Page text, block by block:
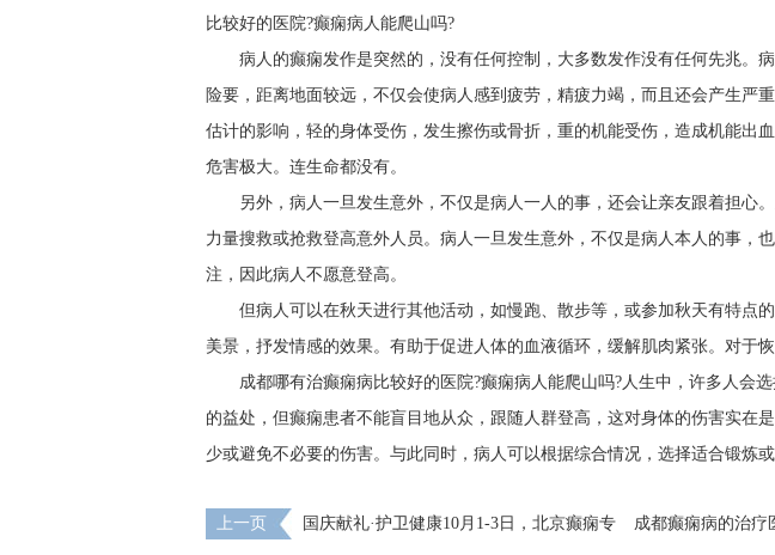
比较好的医院?癫痫病人能爬山吗?
病人的癫痫发作是突然的，没有任何控制，大多数发作没有任何先兆。
险要，距离地面较远，不仅会使病人感到疲劳，精疲力竭，而且还会产生严
估计的影响，轻的身体受伤，发生擦伤或骨折，重的机能受伤，造成机能出
危害极大。连生命都没有。
另外，病人一旦发生意外，不仅是病人一人的事，还会让亲友跟着担心
力量搜救或抢救登高意外人员。病人一旦发生意外，不仅是病人本人的事，
注，因此病人不愿意登高。
但病人可以在秋天进行其他活动，如慢跑、散步等，或参加秋天有特点
美景，抒发情感的效果。有助于促进人体的血液循环，缓解肌肉紧张。对于恢
成都哪有治癫痫病比较好的医院?癫痫病人能爬山吗?人生中，许多人会
的益处，但癫痫患者不能盲目地从众，跟随人群登高，这对身体的伤害实在
少或避免不必要的伤害。与此同时，病人可以根据综合情况，选择适合锻炼或
上一页
国庆献礼·护卫健康10月1-3日，北京癫痫专
成都癫痫病的治疗